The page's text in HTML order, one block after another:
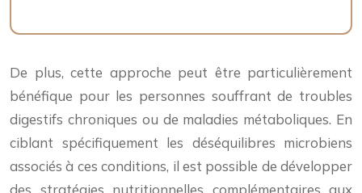
De plus, cette approche peut être particulièrement
bénéfique pour les personnes souffrant de troubles
digestifs chroniques ou de maladies métaboliques. En
ciblant spécifiquement les déséquilibres microbiens
associés à ces conditions, il est possible de développer
des stratégies nutritionnelles complémentaires aux